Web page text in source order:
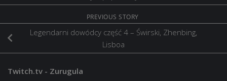
PREVIOUS STORY
Legendarni dowódcy część 4 – Świrski, Zhenbing,
Lisboa
Twitch.tv - Zurugula